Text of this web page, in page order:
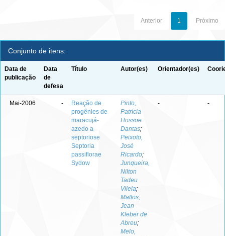
Anterior 1 Próximo
Conjunto de itens:
Data de
publicação
Data
de
defesa
Título Autor(es) Orientador(es)
Mai-2006 -
Reação de
progênies de
maracujá-
azedo a
septoriose
Septoria
passiflorae
Sydow
Pinto,
Patrícia
Hossoe
Dantas;
Peixoto,
José
Ricardo;
Junqueira,
Nilton
Tadeu
Vilela;
Mattos,
Jean
Kleber de
Abreu;
Melo,
- -